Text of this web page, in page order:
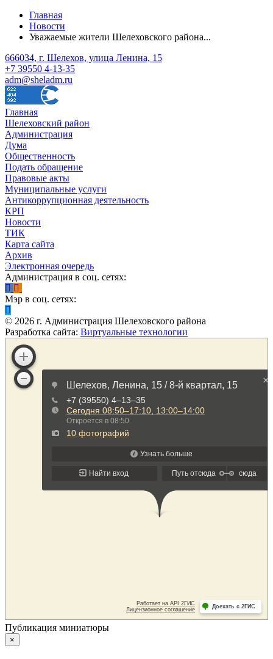
Главная
Новости
Уважаемые жители Шелеховского района...
666034, г. Шелехов, улица Ленина, 15
+7 39550 4-13-35
adm@sheladm.ru
Главная
Шелеховский район
Администрация
Дума
Общественность
Подать обращение
Правовые акты
Муниципальные услуги
Антикоррупционная деятельность
КРП
Новости
ТИК
Карта сайта
Архив
Электронная очередь
Администрация в соц. сетях:
Мэр в соц. сетях:
© 2026 г. Администрация Шелеховского района
Разработка сайта: Виртуальные технологии
Публикация миниатюры
×